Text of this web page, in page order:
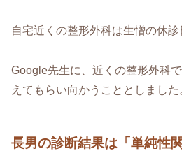
自宅近くの整形外科は生憎の休
Google先生に、近くの整形外科
えてもらい向かうこととしました
長男の診断結果は「単純性関